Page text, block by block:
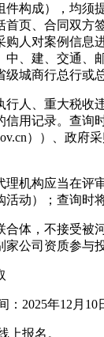
件构成），均
首页、合同双方
购人对案例信息
中、建、交通、
级城商行总行或
行人、重大税收
用记录。查询
））、政
理机构应当在评
活动）；查询时
合体，不接受被
公司资质参与投
：2025年12月
上报名。